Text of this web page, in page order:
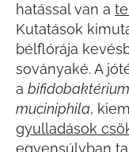
hatással van a
Kutatások
bélflórája
soványaké. A
a
muciniphila,
gyulladások
egyensúlyban